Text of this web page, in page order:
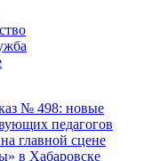
№ 498: новые
педагогов